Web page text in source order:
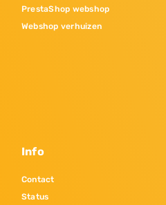
PrestaShop webshop
Webshop verhuizen
Info
Contact
Status